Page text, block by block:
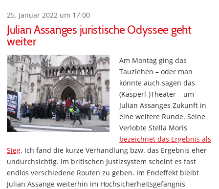
25. Januar 2022 um 17:00
Julian Assanges juristische Odyssee geht
weiter
Am Montag ging das
Tauziehen – oder man
könnte auch sagen das
(Kasperl-)Theater – um
Julian Assanges Zukunft in
eine weitere Runde. Seine
Verlobte Stella Moris
bezeichnet das Ergebnis als
Sieg. Ich fand die kurze Verhandlung bzw. das Ergebnis eher
undurchsichtig. Im britischen Justizsystem scheint es fast
endlos verschiedene Routen zu geben. Im Endeffekt bleibt
Julian Assange weiterhin im Hochsicherheitsgefängnis